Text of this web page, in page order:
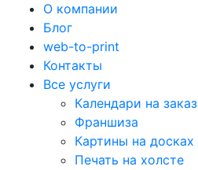
О компании
Блог
web-to-print
Контакты
Все услуги
Календари на заказ
Франшиза
Картины на досках
Печать на холсте